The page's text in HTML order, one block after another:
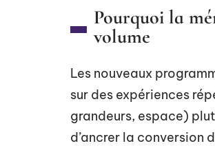
Pourquoi la
volume
Les nouveaux
sur des expériences
grandeurs, espace)
d’ancrer la conversion